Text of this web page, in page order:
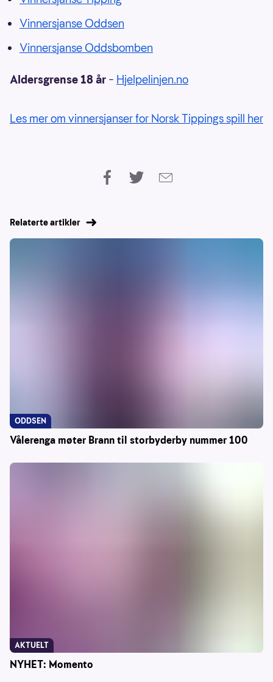
Vinnersjanse Oddsen
Vinnersjanse Oddsbomben
Aldersgrense 18 år – Hjelpelinjen.no
Les mer om vinnersjanser for Norsk Tippings spill her
Relaterte artikler
Vålerenga møter Brann til storbyderby nummer 100
ODDSEN
NYHET: Momento
AKTUELT